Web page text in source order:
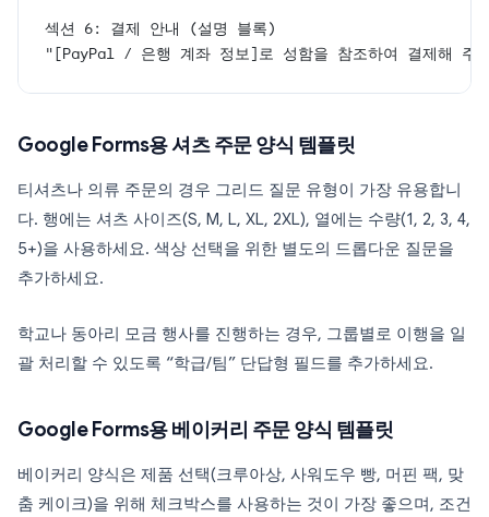
섹션 6: 결제 안내 (설명 블록)
"[PayPal / 은행 계좌 정보]로 성함을 참조하여 결제해 주
Google Forms용 셔츠 주문 양식 템플릿
티셔츠나 의류 주문의 경우 그리드 질문 유형이 가장 유용합니
다. 행에는 셔츠 사이즈(S, M, L, XL, 2XL), 열에는 수량(1, 2, 3, 4,
5+)을 사용하세요. 색상 선택을 위한 별도의 드롭다운 질문을
추가하세요.
학교나 동아리 모금 행사를 진행하는 경우, 그룹별로 이행을 일
괄 처리할 수 있도록 “학급/팀” 단답형 필드를 추가하세요.
Google Forms용 베이커리 주문 양식 템플릿
베이커리 양식은 제품 선택(크루아상, 사워도우 빵, 머핀 팩, 맞
춤 케이크)을 위해 체크박스를 사용하는 것이 가장 좋으며, 조건